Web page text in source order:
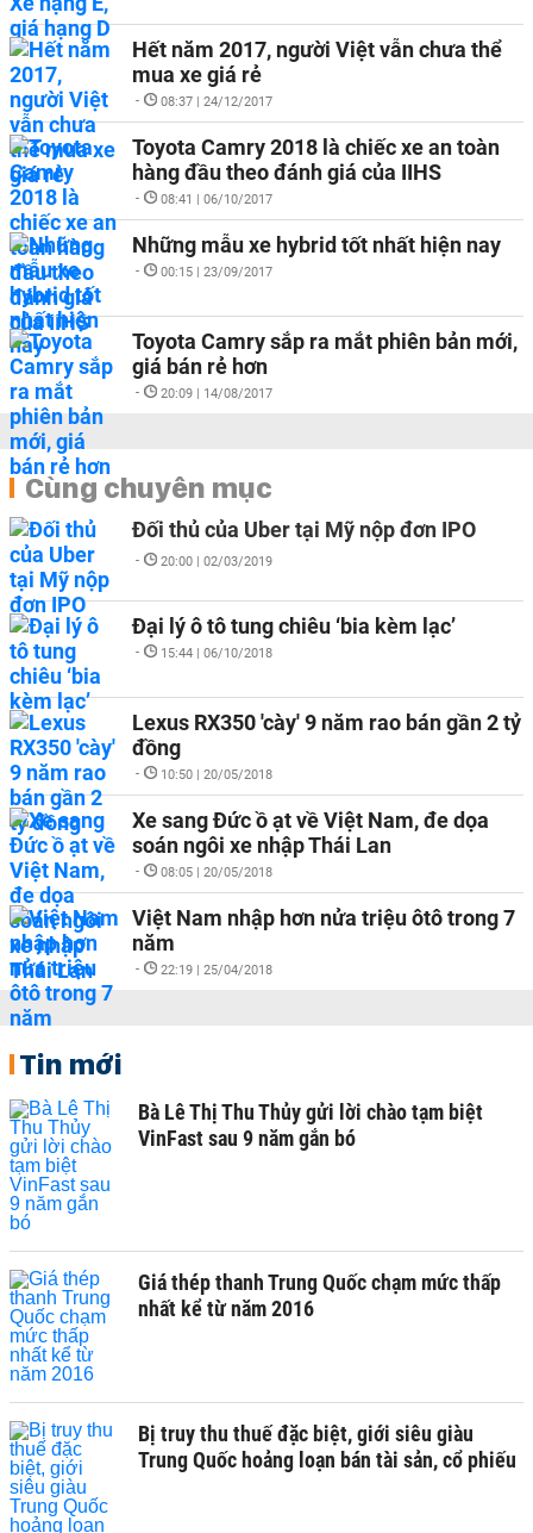
Hết năm 2017, người Việt vẫn chưa thể
mua xe giá rẻ
- 08:37 | 24/12/2017
Toyota Camry 2018 là chiếc xe an toàn
hàng đầu theo đánh giá của IIHS
- 08:41 | 06/10/2017
Những mẫu xe hybrid tốt nhất hiện nay
- 00:15 | 23/09/2017
Toyota Camry sắp ra mắt phiên bản mới,
giá bán rẻ hơn
- 20:09 | 14/08/2017
Cùng chuyên mục
Đối thủ của Uber tại Mỹ nộp đơn IPO
- 20:00 | 02/03/2019
Đại lý ô tô tung chiêu ‘bia kèm lạc’
- 15:44 | 06/10/2018
Lexus RX350 'cày' 9 năm rao bán gần 2 tỷ
đồng
- 10:50 | 20/05/2018
Xe sang Đức ồ ạt về Việt Nam, đe dọa
soán ngôi xe nhập Thái Lan
- 08:05 | 20/05/2018
Việt Nam nhập hơn nửa triệu ôtô trong 7
năm
- 22:19 | 25/04/2018
Tin mới
Bà Lê Thị Thu Thủy gửi lời chào tạm biệt
VinFast sau 9 năm gắn bó
Giá thép thanh Trung Quốc chạm mức thấp
nhất kể từ năm 2016
Bị truy thu thuế đặc biệt, giới siêu giàu
Trung Quốc hoảng loạn bán tài sản, cổ phiếu